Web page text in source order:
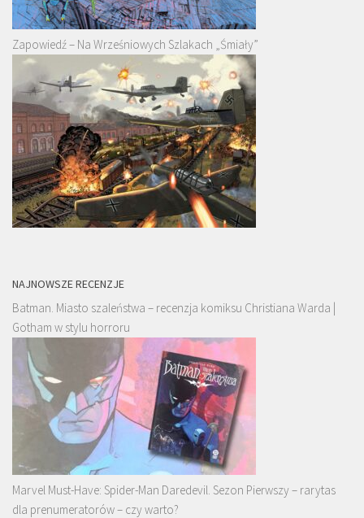
Zapowiedź – Na Wrześniowych Szlakach „Śmiały”
NAJNOWSZE RECENZJE
Batman. Miasto szaleństwa – recenzja komiksu Christiana Warda |
Gotham w stylu horroru
Marvel Must-Have: Spider-Man Daredevil. Sezon Pierwszy – rarytas
dla prenumeratorów – czy warto?